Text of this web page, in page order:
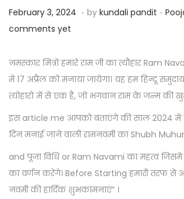
i
P
o
t
e
d
February 3, 2024 F
r
u
a
,
2
0
. by kundali pandit . P
t
e
d
comments yet
नमस्कार मित्रो हमारे राम जी का त्यौहार Ram
में 17 अप्रैल को मनाया जायेगा। यह हम हिन्दू
त्योहारों में से एक है, जो भगवान राम के जन्म की
इस article me आपको बताएंगे की साल 2024 में
दिन मनाई जाने वाली रामनवमी का Shubh
and पूजा विधि or Ram Navami का महत्व जिसमे
का वर्णन करेंगे। Before Starting हमारी तरफ से
नवमी की हार्दिक शुभकामनाएं” ।